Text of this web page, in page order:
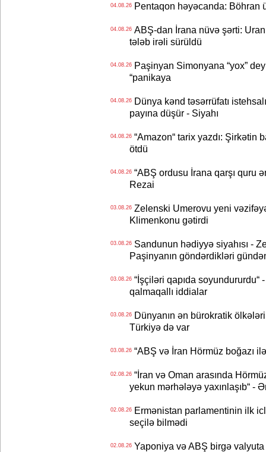
04.08.26Pentaqon həyəcanda: Böhran
04.08.26ABŞ-dan İrana nüvə şərti: Uran
tələb irəli sürüldü
04.08.26Paşinyan Simonyana “yox”
“panikaya
04.08.26Dünya kənd təsərrüfatı
payına düşür - Siyahı
04.08.26“Amazon“ tarix yazdı: Şirkətin
ötdü
04.08.26“ABŞ ordusu İrana qarşı quru
Rezai
03.08.26Zelenski Umerovu yeni
Klimenkonu gətirdi
03.08.26Sandunun hədiyyə siyahısı -
Paşinyanın göndərdikləri
03.08.26“İşçiləri qapıda soyundururdu“
qalmaqallı iddialar
03.08.26Dünyanın ən bürokratik ölkələri
Türkiyə də var
03.08.26“ABŞ və İran Hörmüz boğazı ilə
02.08.26“İran və Oman arasında
yekun mərhələyə yaxınlaşıb“ -
02.08.26Ermənistan parlamentinin ilk
seçilə bilmədi
02.08.26Yaponiya və ABŞ birgə valyuta